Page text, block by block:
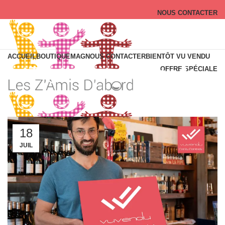
NOUS CONTACTER
Login / Register
ACCUEILBOUTIQUEMAGNOUS CONTACTERBIENTÔT VU VENDU
OFFRE SPÉCIALE
Tag Archives: Trends
18
JUIL